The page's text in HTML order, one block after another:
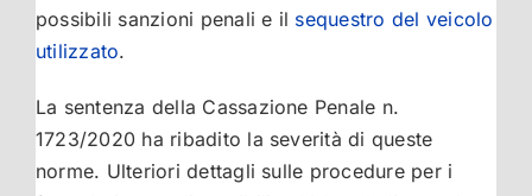
possibili sanzioni penali e il sequestro del veicolo
utilizzato.
La sentenza della Cassazione Penale n.
1723/2020 ha ribadito la severità di queste
norme. Ulteriori dettagli sulle procedure per i